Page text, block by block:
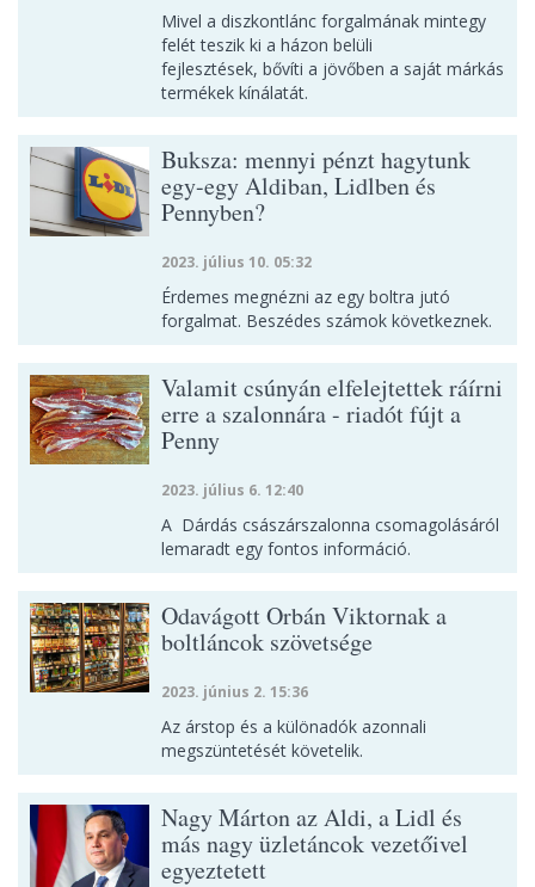
Mivel a diszkontlánc forgalmának mintegy
felét teszik ki a házon belüli
fejlesztések, bővíti a jövőben a saját márkás
termékek kínálatát.
Buksza: mennyi pénzt hagytunk
egy-egy Aldiban, Lidlben és
Pennyben?
2023. július 10. 05:32
Érdemes megnézni az egy boltra jutó
forgalmat. Beszédes számok következnek.
Valamit csúnyán elfelejtettek ráírni
erre a szalonnára - riadót fújt a
Penny
2023. július 6. 12:40
A Dárdás császárszalonna csomagolásáról
lemaradt egy fontos információ.
Odavágott Orbán Viktornak a
boltláncok szövetsége
2023. június 2. 15:36
Az árstop és a különadók azonnali
megszüntetését követelik.
Nagy Márton az Aldi, a Lidl és
más nagy üzletáncok vezetőivel
egyeztetett